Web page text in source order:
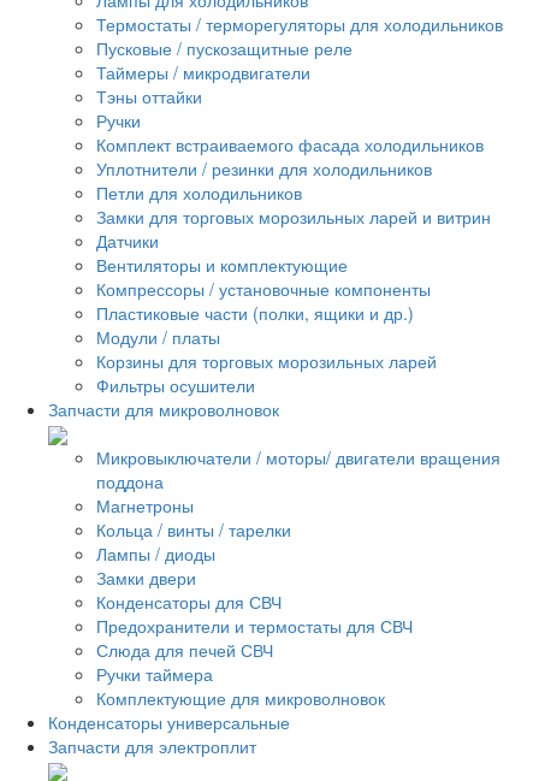
Термостаты / терморегуляторы для холодильников
Пусковые / пускозащитные реле
Таймеры / микродвигатели
Тэны оттайки
Ручки
Комплект встраиваемого фасада холодильников
Уплотнители / резинки для холодильников
Петли для холодильников
Замки для торговых морозильных ларей и витрин
Датчики
Вентиляторы и комплектующие
Компрессоры / установочные компоненты
Пластиковые части (полки, ящики и др.)
Модули / платы
Корзины для торговых морозильных ларей
Фильтры осушители
Запчасти для микроволновок
Микровыключатели / моторы/ двигатели вращения
поддона
Магнетроны
Кольца / винты / тарелки
Лампы / диоды
Замки двери
Конденсаторы для СВЧ
Предохранители и термостаты для СВЧ
Слюда для печей СВЧ
Ручки таймера
Комплектующие для микроволновок
Конденсаторы универсальные
Запчасти для электроплит